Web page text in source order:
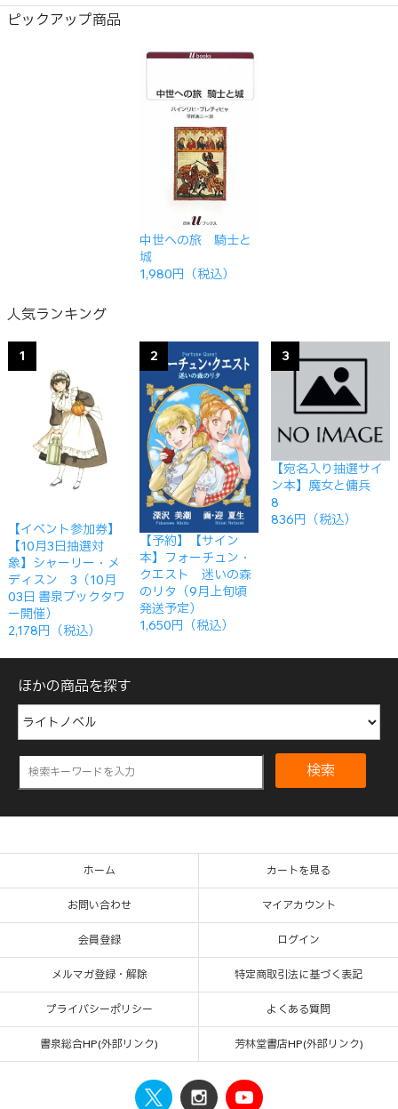
ピックアップ商品
中世への旅 騎士と
城
1,980円（税込）
人気ランキング
1
【イベント参加券】
【10月3日抽選対
象】シャーリー・メ
ディスン 3（10月
03日 書泉ブックタワ
ー開催）
2,178円（税込）
2
【予約】【サイン
本】フォーチュン・
クエスト 迷いの森
のリタ（9月上旬頃
発送予定）
1,650円（税込）
3
【宛名入り抽選サイ
ン本】魔女と傭兵
8
836円（税込）
ほかの商品を探す
検索
ホーム カートを見る
お問い合わせ マイアカウント
会員登録 ログイン
メルマガ登録・解除 特定商取引法に基づく表記
プライバシーポリシー よくある質問
書泉総合HP(外部リンク) 芳林堂書店HP(外部リンク)